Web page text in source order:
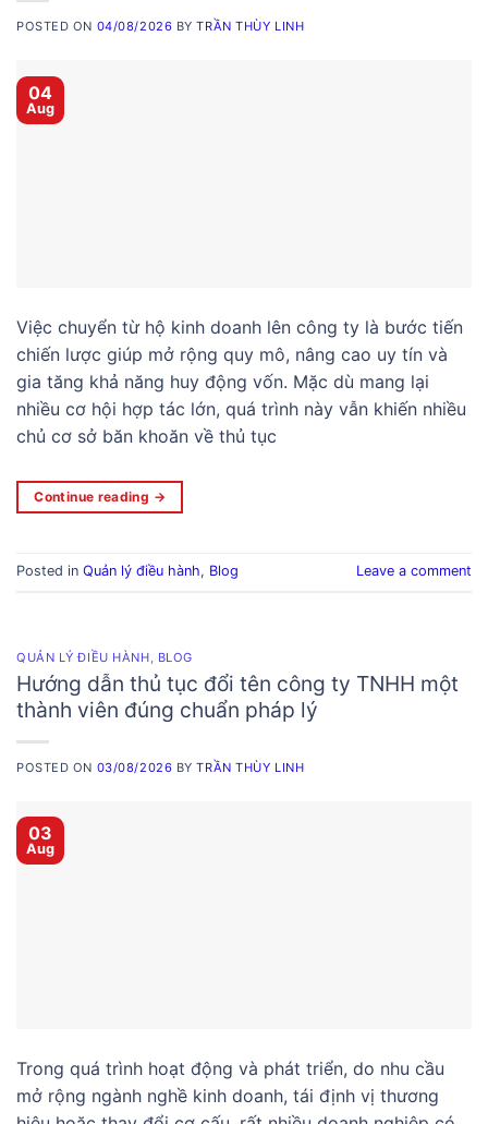
POSTED ON 04/08/2026 BYTRẦN THÙY LINH
04
Aug
Việc chuyển từ hộ kinh doanh lên công ty là bước tiến
chiến lược giúp mở rộng quy mô, nâng cao uy tín và
gia tăng khả năng huy động vốn. Mặc dù mang lại
nhiều cơ hội hợp tác lớn, quá trình này vẫn khiến nhiều
chủ cơ sở băn khoăn về thủ tục
Continue reading →
Posted in Quản lý điều hành, Blog Leave a comment
QUẢN LÝ ĐIỀU HÀNH, BLOG
Hướng dẫn thủ tục đổi tên công ty TNHH một
thành viên đúng chuẩn pháp lý
POSTED ON 03/08/2026 BYTRẦN THÙY LINH
03
Aug
Trong quá trình hoạt động và phát triển, do nhu cầu
mở rộng ngành nghề kinh doanh, tái định vị thương